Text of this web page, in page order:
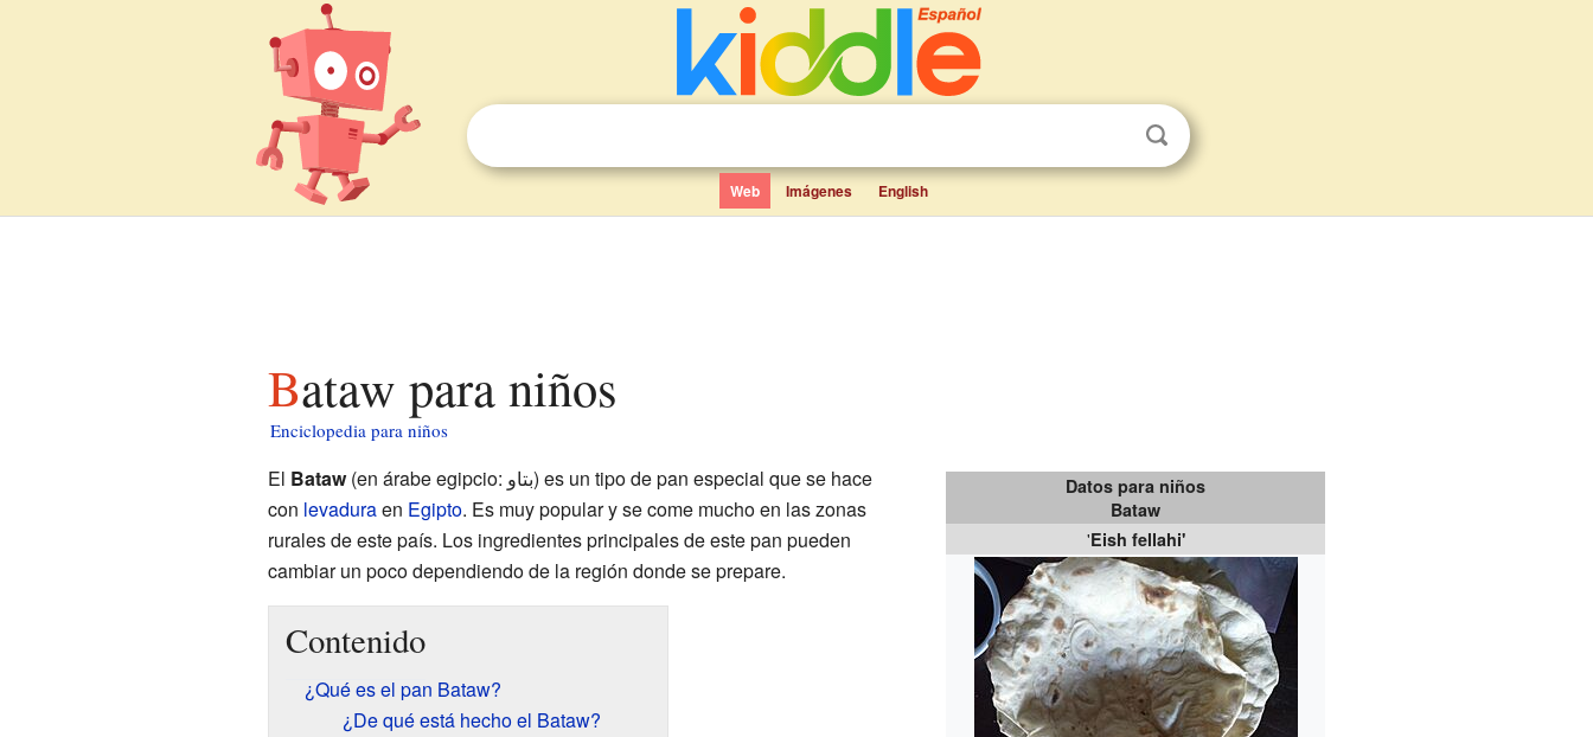
Web Imágenes English
Bataw para niños
Enciclopedia para niños
Datos para niños
Bataw
'Eish fellahi'
El Bataw(en árabe egipcio: بتاو) es un tipo de pan especial que se hace
con levaduraen Egipto. Es muy popular y se come mucho en las zonas
rurales de este país. Los ingredientes principales de este pan pueden
cambiar un poco dependiendo de la región donde se prepare.
Contenido
¿Qué es el pan Bataw?
¿De qué está hecho el Bataw?